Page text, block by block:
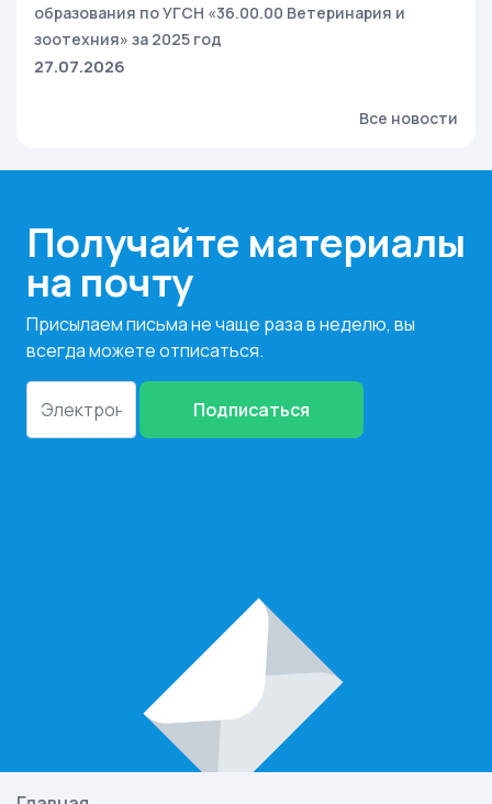
образования по УГСН «36.00.00 Ветеринария и
зоотехния» за 2025 год
27.07.2026
Все новости
Получайте материалы
на почту
Присылаем письма не чаще раза в неделю, вы
всегда можете отписаться.
Подписаться